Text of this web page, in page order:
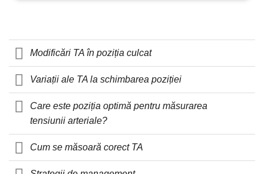
Modificări TA în poziția culcat
Variații ale TA la schimbarea poziției
Care este poziția optimă pentru măsurarea
tensiunii arteriale?
Cum se măsoară corect TA